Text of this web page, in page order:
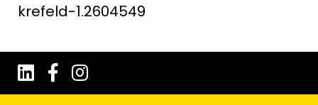
krefeld-1.2604549